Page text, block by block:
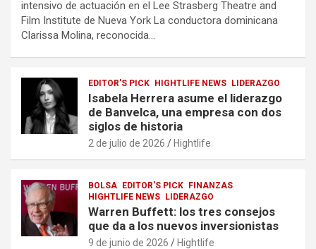
intensivo de actuación en el Lee Strasberg Theatre and
Film Institute de Nueva York La conductora dominicana
Clarissa Molina, reconocida…
EDITOR'S PICK HIGHTLIFE NEWS LIDERAZGO
Isabela Herrera asume el liderazgo
de Banvelca, una empresa con dos
siglos de historia
2 de julio de 2026 Hightlife
BOLSA EDITOR'S PICK FINANZAS
HIGHTLIFE NEWS LIDERAZGO
Warren Buffett: los tres consejos
que da a los nuevos inversionistas
9 de junio de 2026 Hightlife